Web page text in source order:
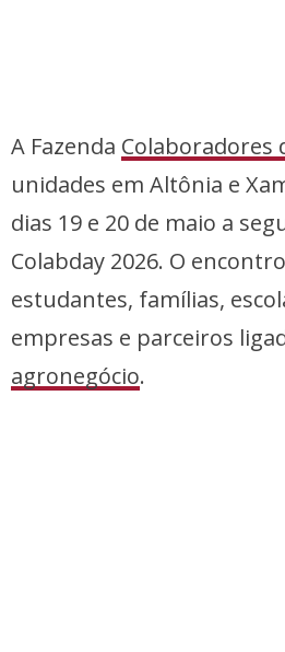
A Fazenda Colaboradores
unidades em Altônia e
dias 19 e 20 de maio a
Colabday 2026. O
estudantes, famílias,
empresas e parceiros
agronegócio.